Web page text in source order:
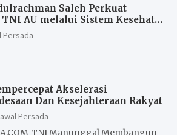
Saleh Perkuat
AU melalui Sistem Kesehatan
Persada
Akselerasi
Dan Kesejahteraan Rakyat
Persada
TNI Manunggal Membangun